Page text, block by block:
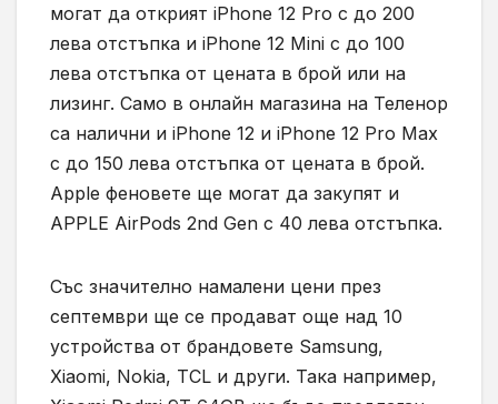
могат да открият iPhone 12 Pro с до 200
лева отстъпка и iPhone 12 Mini с до 100
лева отстъпка от цената в брой или на
лизинг. Само в онлайн магазина на Теленор
са налични и iPhone 12 и iPhone 12 Pro Max
с до 150 лева отстъпка от цената в брой.
Apple феновете ще могат да закупят и
APPLE AirPods 2nd Gen с 40 лева отстъпка.
Със значително намалени цени през
септември ще се продават още над 10
устройства от брандовете Samsung,
Xiaomi, Nokia, TCL и други. Така например,